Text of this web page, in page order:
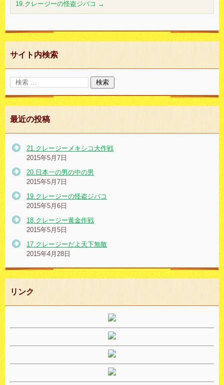
19.クレージーの怪盗ジバコ →
サイト内検索
最近の投稿
21.クレージーメキシコ大作戦
2015年5月7日
20.日本一の男の中の男
2015年5月7日
19.クレージーの怪盗ジバコ
2015年5月6日
18.クレージー黄金作戦
2015年5月5日
17.クレージーだよ天下無敵
2015年4月28日
リンク